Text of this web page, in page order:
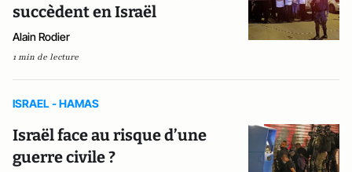
succèdent en Israël
Alain Rodier
1 min de lecture
ISRAEL - HAMAS
Israël face au risque d’une
guerre civile ?